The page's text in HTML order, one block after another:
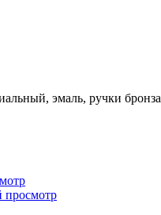
эмаль, ручки бронза
просмотр